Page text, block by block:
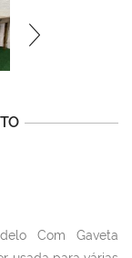
Com Gaveta